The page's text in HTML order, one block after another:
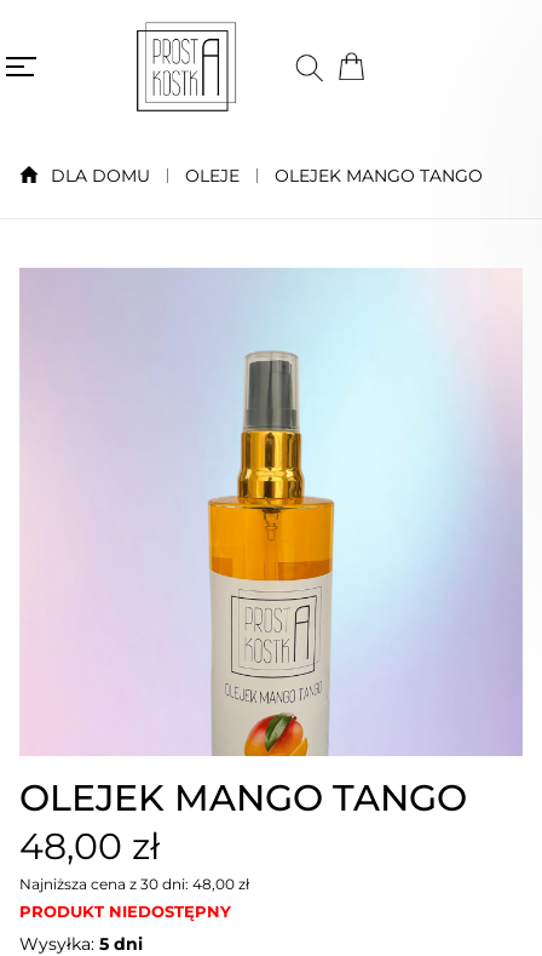
DLA DOMU OLEJE OLEJEK MANGO TANGO
OLEJEK MANGO TANGO
48,00 zł
Najniższa cena z 30 dni: 48,00 zł
PRODUKT NIEDOSTĘPNY
Wysyłka:5 dni